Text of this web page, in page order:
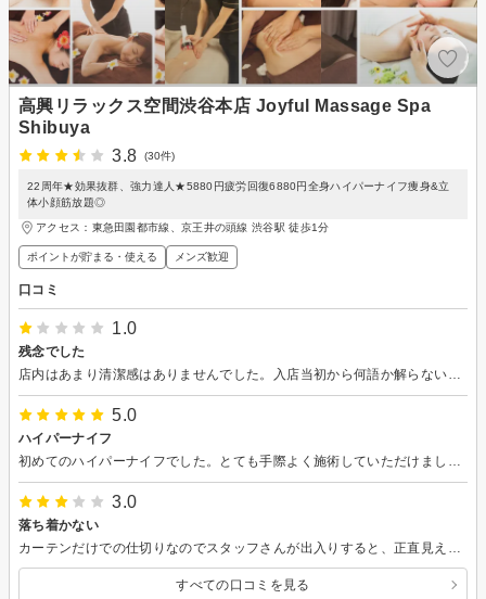
高興リラックス空間渋谷本店 Joyful Massage Spa
Shibuya
3.8
(30件)
22周年★効果抜群、強力達人★5880円疲労回復6880円全身ハイパーナイフ痩身&立
体小顔筋放題◎
アクセス：東急田園都市線、京王井の頭線 渋谷駅 徒歩1分
ポイントが貯まる・使える メンズ歓迎
口コミ
1.0
残念でした
5.0
ハイパーナイフ
3.0
落ち着かない
すべての口コミを見る